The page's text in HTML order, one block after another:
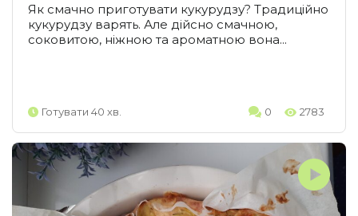
Як смачно приготувати кукурудзу? Традиційно
кукурудзу варять. Але дійсно смачною,
соковитою, ніжною та ароматною вона...
Готувати 40 хв. 0 2783